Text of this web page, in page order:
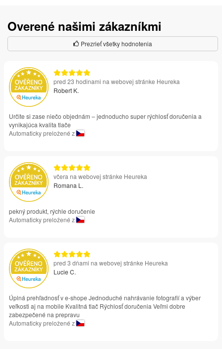
Overené našimi zákazníkmi
Prezrieť všetky hodnotenia
pred 23 hodinami na webovej stránke Heureka
Robert K.
Určite si zase niečo objednám – jednoducho super rýchlosť doručenia a
vynikajúca kvalita tlače
Automaticky preložené z
včera na webovej stránke Heureka
Romana L.
pekný produkt, rýchle doručenie
Automaticky preložené z
pred 3 dňami na webovej stránke Heureka
Lucie C.
Úplná prehľadnosť v e-shope Jednoduché nahrávanie fotografií a výber
veľkosti aj na mobile Kvalitná tlač Rýchlosť doručenia Veľmi dobre
zabezpečené na prepravu
Automaticky preložené z